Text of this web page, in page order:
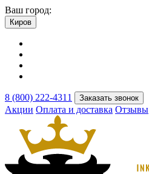
Ваш город:
Киров
8 (800) 222-4311 Заказать звонок
Акции Оплата и доставка Отзывы